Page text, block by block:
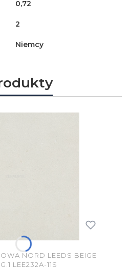
0,72
2
Niemcy
NORD LEEDS BEIGE
LEE232A-11S